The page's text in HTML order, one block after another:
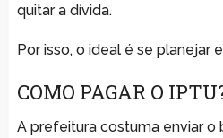
quitar a dívida.
Por isso, o ideal é se planejar
COMO PAGAR O
A prefeitura costuma enviar